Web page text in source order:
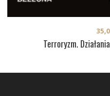
Terroryzm.